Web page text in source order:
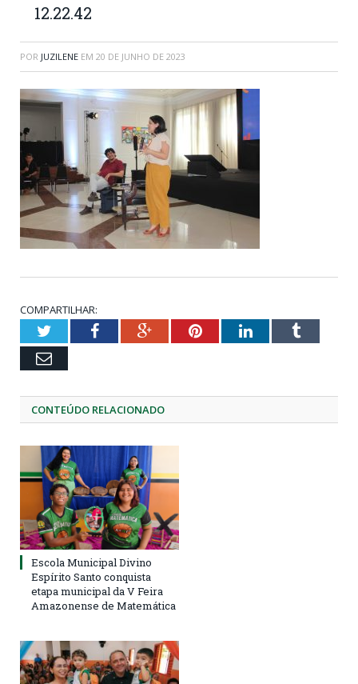
12.22.42
POR JUZILENE EM 20 DE JUNHO DE 2023
COMPARTILHAR:
TwitterFacebookGoogle+PinterestLinkedInTumblr
Email
CONTEÚDO RELACIONADO
Escola Municipal Divino
Espírito Santo conquista
etapa municipal da V Feira
Amazonense de Matemática